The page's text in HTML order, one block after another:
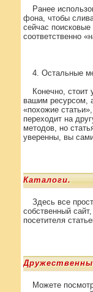
Ранее
фона, чтобы
сейчас
соответственно
4. Остальные
Конечно, стоит
вашим ресурсом,
«похожие
переходит на
методов, но
уверенны, вы
Каталоги.
Здесь все
собственный
посетителя
Можете